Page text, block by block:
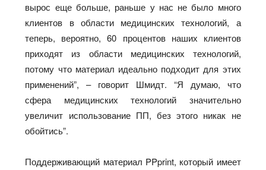
вырос еще больше, раньше у нас не было много
клиентов в области медицинских технологий, а
теперь, вероятно, 60 процентов наших клиентов
приходят из области медицинских технологий,
потому что материал идеально подходит для этих
применений”, – говорит Шмидт. “Я думаю, что
сфера медицинских технологий значительно
увеличит использование ПП, без этого никак не
обойтись”.
Поддерживающий материал PPprint, который имеет